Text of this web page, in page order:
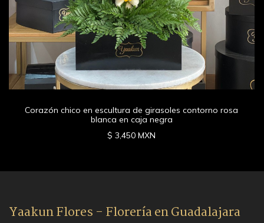
Corazón chico en escultura de girasoles contorno rosa
blanca en caja negra
$ 3,450 MXN
Yaakun Flores - Florería en Guadalajara